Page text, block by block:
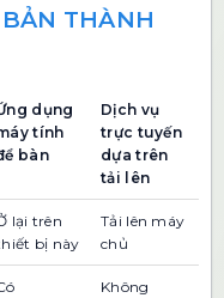
THÀNH
dụng
tính
bàn
Dịch vụ
trực tuyến
dựa trên
tải lên
lại trên
bị này
Tải lên máy
chủ
Không